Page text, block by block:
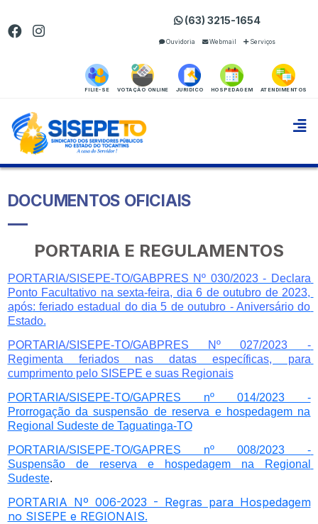
(63) 3215-1654
Ouvidoria Webmail Serviços
FILIE-SE VOTAÇÃO ONLINE JURIDICO HOSPEDAGEM ATENDIMENTOS
DOCUMENTOS OFICIAIS
PORTARIA E REGULAMENTOS
PORTARIA/SISEPE-TO/GABPRES Nº 030/2023 - Declara
Ponto Facultativo na sexta-feira, dia 6 de outubro de 2023,
após: feriado estadual do dia 5 de outubro - Aniversário do
Estado.
PORTARIA/SISEPE-TO/GABPRES Nº 027/2023 -
Regimenta feriados nas datas específicas, para
cumprimento pelo SISEPE e suas Regionais
PORTARIA/SISEPE-TO/GAPRES nº 014/2023 -
Prorrogação da suspensão de reserva e hospedagem na
Regional Sudeste de Taguatinga-TO
PORTARIA/SISEPE-TO/GAPRES nº 008/2023 -
Suspensão de reserva e hospedagem na Regional
Sudeste.
PORTARIA Nº 006-2023 - Regras para Hospedagem
no SISEPE e REGIONAIS.